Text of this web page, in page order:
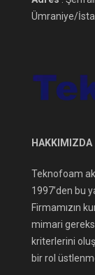
Ümraniye/
HAKKIMIZDA
Teknofoam
1997’den bu
Firmamızın
mimari
kriterlerini
bir rol